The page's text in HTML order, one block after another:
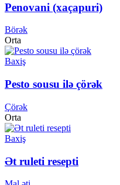
Penovani (xaçapuri)
Börək
Orta
Baxiş
Pesto sousu ilə çörək
Çörək
Orta
Baxiş
Ət ruleti resepti